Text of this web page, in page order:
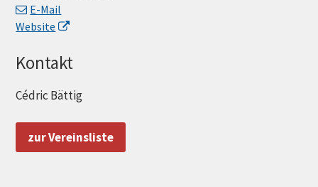
E-Mail
Website
Kontakt
Cédric Bättig
zur Vereinsliste